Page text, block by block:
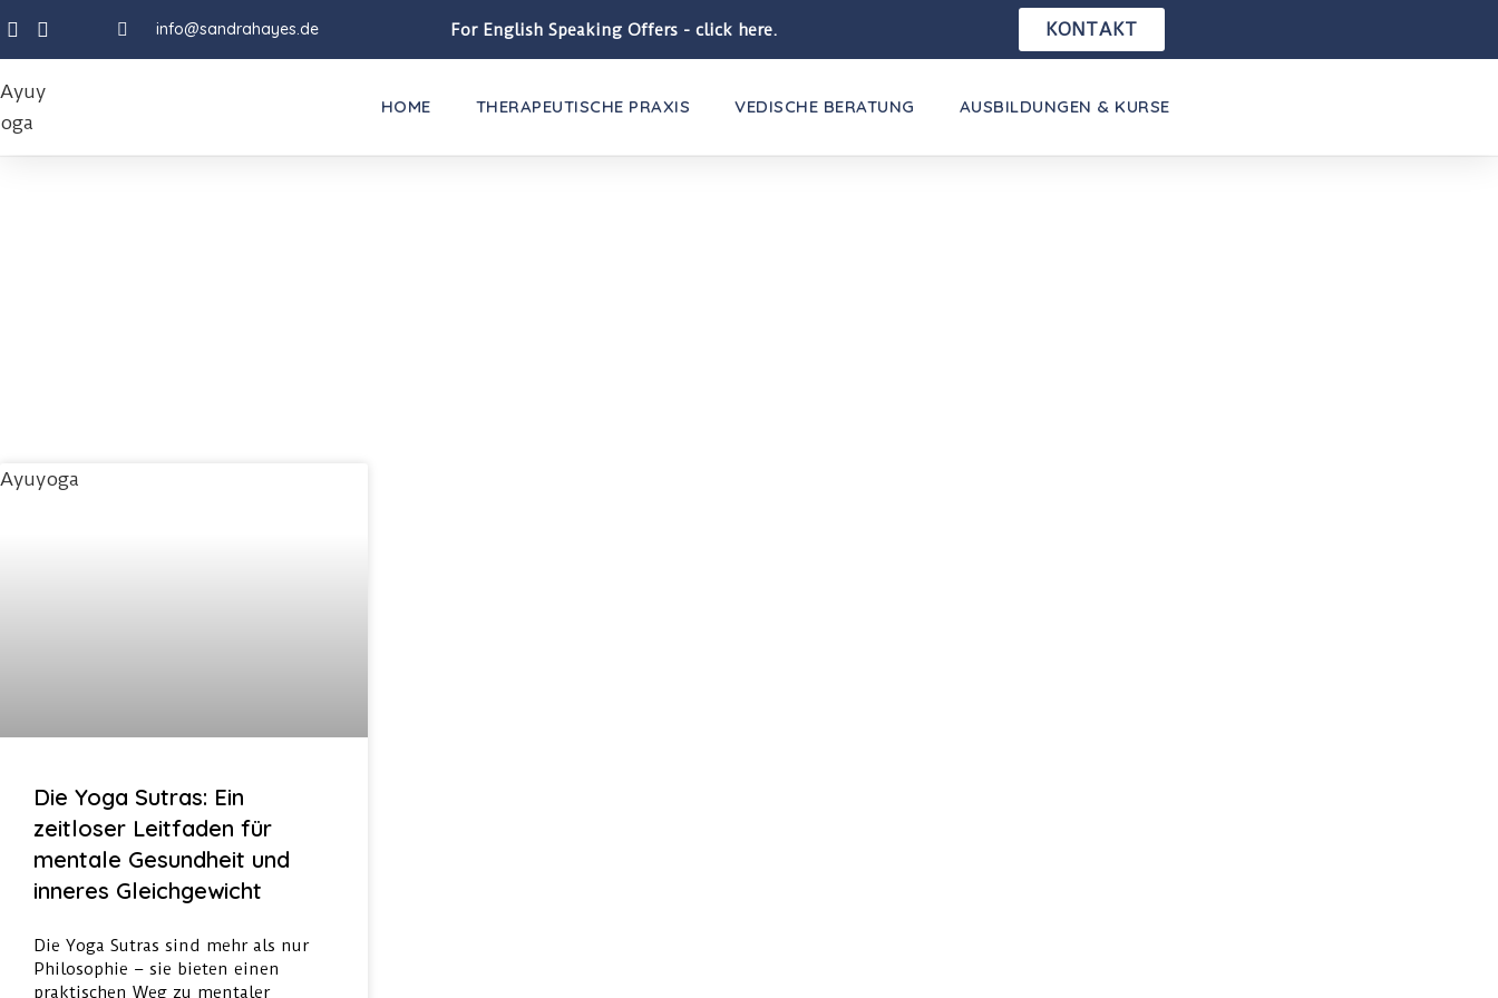
info@sandrahayes.de For English Speaking Offers - click here. KONTAKT
HOME THERAPEUTISCHE PRAXIS VEDISCHE BERATUNG AUSBILDUNGEN & KURSE
Die Yoga Sutras: Ein
zeitloser Leitfaden für
mentale Gesundheit und
inneres Gleichgewicht
Die Yoga Sutras sind mehr als nur
Philosophie – sie bieten einen
praktischen Weg zu mentaler